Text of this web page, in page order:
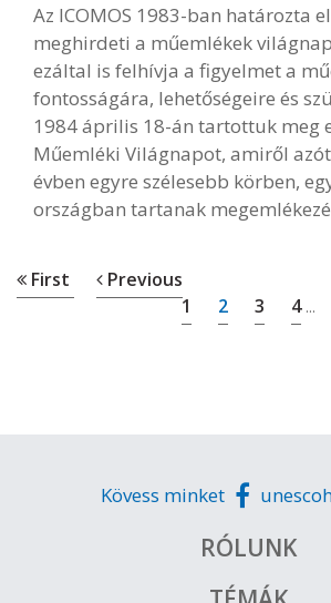
Az ICOMOS 1983-ban határozta
meghirdeti a műemlékek
ezáltal is felhívja a figyelmet a
fontosságára, lehetőségeire és
1984 április 18-án tartottuk meg
Műemléki Világnapot, amiről
évben egyre szélesebb körben,
országban tartanak
First
Previous
1
2 3 4...
Kövess minket
RÓLUNK